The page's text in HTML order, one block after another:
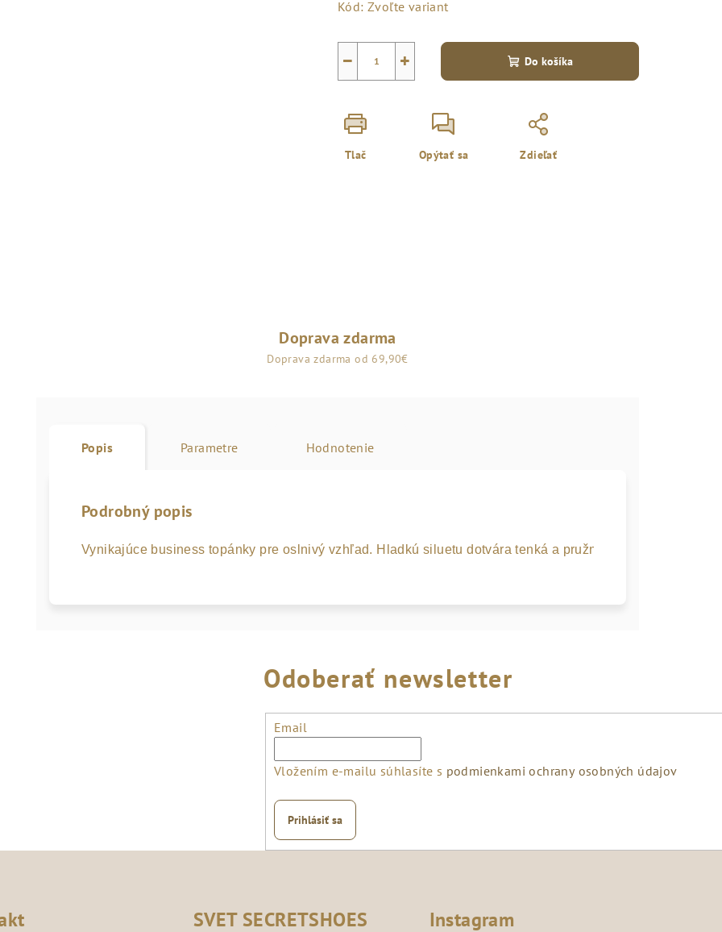
Kód: Zvoľte variant
+
− Do košíka
Tlač Opýtať sa Zdieľať
Doprava zdarma
Doprava zdarma od 69,90€
Popis Parametre Hodnotenie
Podrobný popis
Vynikajúce business topánky pre oslnivý vzhľad. Hladkú siluetu dotvára tenká a pružná kožená podrážka
Odoberať newsletter
Email
Vložením e-mailu súhlasíte s podmienkami ochrany osobných údajov
Prihlásiť sa
SVET SECRETSHOES Instagram